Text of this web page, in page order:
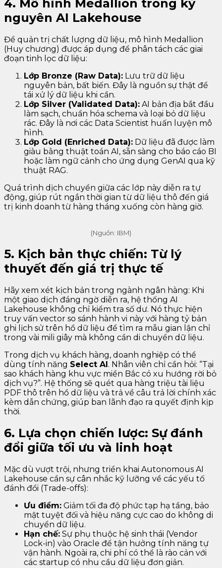
4. Mô hình Medallion trong kỷ
nguyên AI Lakehouse
Để quản trị chất lượng dữ liệu, mô hình Medallion
(Huy chương) được áp dụng để phân tách các giai
đoạn tinh lọc dữ liệu:
Lớp Bronze (Raw Data): Lưu trữ dữ liệu
nguyên bản, bất biến. Đây là nguồn sự thật để
tái xử lý dữ liệu khi cần.
Lớp Silver (Validated Data): AI bản địa bắt đầu
làm sạch, chuẩn hóa schema và loại bỏ dữ liệu
rác. Đây là nơi các Data Scientist huấn luyện mô
hình.
Lớp Gold (Enriched Data): Dữ liệu đã được làm
giàu bằng thuật toán AI, sẵn sàng cho báo cáo BI
hoặc làm ngữ cảnh cho ứng dụng GenAI qua kỹ
thuật RAG.
Quá trình dịch chuyển giữa các lớp này diễn ra tự
động, giúp rút ngắn thời gian từ dữ liệu thô đến giá
trị kinh doanh từ hàng tháng xuống còn hàng giờ.
(Nguồn: IBM)
5. Kịch bản thực chiến: Từ lý
thuyết đến giá trị thực tế
Hãy xem xét kịch bản trong ngành ngân hàng: Khi
một giao dịch đáng ngờ diễn ra, hệ thống AI
Lakehouse không chỉ kiểm tra số dư. Nó thực hiện
truy vấn vector so sánh hành vi này với hàng tỷ bản
ghi lịch sử trên hồ dữ liệu để tìm ra mẫu gian lận chỉ
trong vài mili giây mà không cần di chuyển dữ liệu.
Trong dịch vụ khách hàng, doanh nghiệp có thể
dùng tính năng Select AI. Nhân viên chỉ cần hỏi: “Tại
sao khách hàng khu vực miền Bắc có xu hướng rời bỏ
dịch vụ?”. Hệ thống sẽ quét qua hàng triệu tài liệu
PDF thô trên hồ dữ liệu và trả về câu trả lời chính xác
kèm dẫn chứng, giúp ban lãnh đạo ra quyết định kịp
thời.
6. Lựa chọn chiến lược: Sự đánh
đổi giữa tối ưu và linh hoạt
Mặc dù vượt trội, nhưng triển khai Autonomous AI
Lakehouse cần sự cân nhắc kỹ lưỡng về các yếu tố
đánh đổi (Trade-offs):
Ưu điểm: Giảm tối đa độ phức tạp hạ tầng, bảo
mật tuyệt đối và hiệu năng cực cao do không di
chuyển dữ liệu.
Hạn chế: Sự phụ thuộc hệ sinh thái (Vendor
Lock-in) vào Oracle để tận hưởng tính năng tự
vận hành. Ngoài ra, chi phí có thể là rào cản với
các startup có nhu cầu dữ liệu đơn giản.